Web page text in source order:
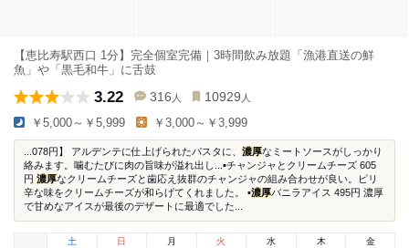
【恵比寿駅西口 1分】完全個室完備｜3時間飲み放題「漁港直送の鮮
魚」や「黒毛和牛」に舌鼓
3.22 316 人 10929 人
￥5,000～￥5,999 ￥3,000～￥3,999
...078円】 アルデンテに仕上げられたパスタに、 濃厚なミートソースがしっかり
絡みます。噛むたびに肉の旨味が溢れ出し...▪️チャンジャとクリームチーズ 605
円 濃厚なクリームチーズと歯応え抜群のチャンジャの組み合わせが良い。ピリ
辛な味をクリームチーズが和らげてくれました。 ▪️濃厚バニラアイス 495円 濃厚
で甘めなアイスが最後のデザートに最適でした...
土
日 月 火 水 木 金